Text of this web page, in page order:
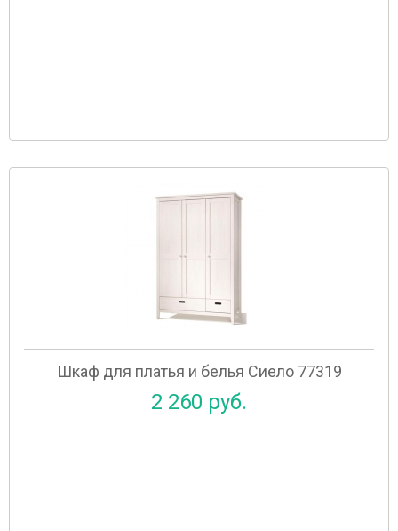
Шкаф для платья и белья Сиело 77319
2 260 руб.